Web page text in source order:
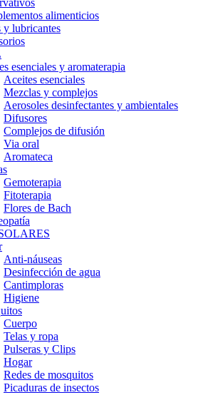
alimenticios
y lubricantes
esenciales y aromaterapia
Aceites esenciales
Mezclas y complejos
Aerosoles desinfectantes y ambientales
Difusores
Complejos de difusión
Via oral
Aromateca
Gemoterapia
Fitoterapia
Flores de Bach
Anti-náuseas
Desinfección de agua
Cantimploras
Higiene
Cuerpo
Telas y ropa
Pulseras y Clips
Hogar
Redes de mosquitos
Picaduras de insectos